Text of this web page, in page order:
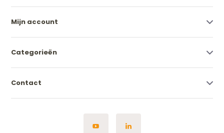
Mijn account
Categorieën
Contact